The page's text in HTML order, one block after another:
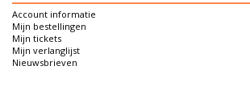
Account informatie
Mijn bestellingen
Mijn tickets
Mijn verlanglijst
Nieuwsbrieven